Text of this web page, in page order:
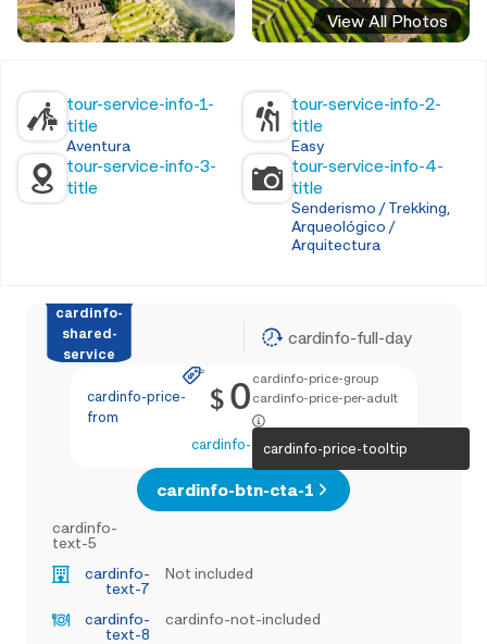
View All Photos
tour-service-info-1-
title
Aventura
tour-service-info-2-
title
Easy
tour-service-info-3-
title
tour-service-info-4-
title
Senderismo / Trekking,
Arqueológico /
Arquitectura
cardinfo-
shared-
service
cardinfo-full-day
cardinfo-price-
from
$0 cardinfo-price-group
cardinfo-price-per-adult
cardinfo-price-tooltip
cardinfo-text-4
cardinfo-btn-cta-1
cardinfo-
text-5
cardinfo-
text-7
Not included
cardinfo-
text-8
cardinfo-not-included